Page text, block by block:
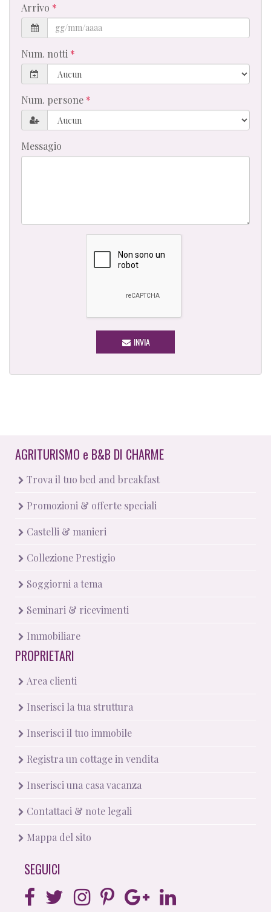
Arrivo
Num. notti
Num. persone
Messagio
INVIA
AGRITURISMO e B&B DI CHARME
Trova il tuo bed and breakfast
Promozioni & offerte speciali
Castelli & manieri
Collezione Prestigio
Soggiorni a tema
Seminari & ricevimenti
Immobiliare
PROPRIETARI
Area clienti
Inserisci la tua struttura
Inserisci il tuo immobile
Registra un cottage in vendita
Inserisci una casa vacanza
Contattaci & note legali
Mappa del sito
SEGUICI